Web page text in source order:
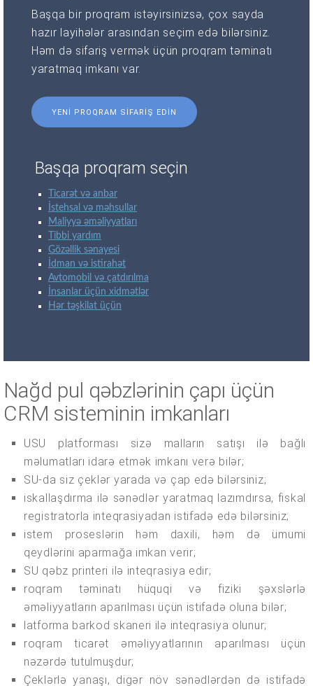
Başqa bir proqram istəyirsinizsə, çox sayda
hazır layihələr arasından seçim edə bilərsiniz.
Həm də sifariş vermək üçün proqram təminatı
yaratmaq imkanı var.
YENI PROQRAM SIFARIŞ EDIN
Başqa proqram seçin
Ticarət və anbar
İstehsal və məhsullar
Maliyyə əməliyyatları
Tibbi yardım
Gözəllik sənayesi
İdman və istirahət
Avtomobil və çatdırılma
İnsanlar üçün xidmətlər
Hər təşkilat üçün
Nağd pul qəbzlərinin çapı üçün
CRM sisteminin imkanları
USU platforması sizə malların satışı ilə bağlı
məlumatları idarə etmək imkanı verə bilər;
SU-da siz çeklər yarada və çap edə bilərsiniz;
iskallaşdırma ilə sənədlər yaratmaq lazımdırsa, fiskal
registratorla inteqrasiyadan istifadə edə bilərsiniz;
istem proseslərin həm daxili, həm də ümumi
qeydlərini aparmağa imkan verir;
SU qəbz printeri ilə inteqrasiya edir;
roqram təminatı hüquqi və fiziki şəxslərlə
əməliyyatların aparılması üçün istifadə oluna bilər;
latforma barkod skaneri ilə inteqrasiya olunur;
roqram ticarət əməliyyatlarının aparılması üçün
nəzərdə tutulmuşdur;
Çeklərlə yanaşı, digər növ sənədlərdən də istifadə